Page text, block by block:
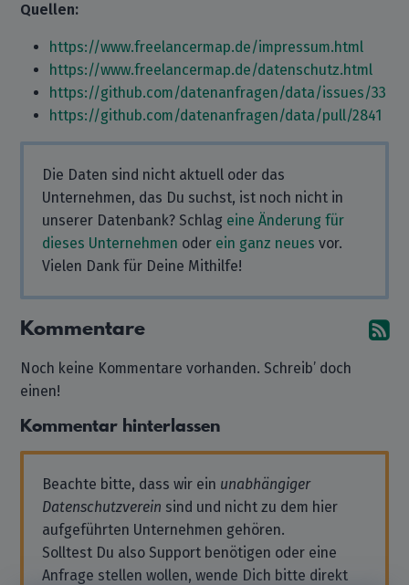
Quellen:
https://www.freelancermap.de/impressum.html
https://www.freelancermap.de/datenschutz.html
https://github.com/datenanfragen/data/issues/33
https://github.com/datenanfragen/data/pull/2841
Die Daten sind nicht aktuell oder das
Unternehmen, das Du suchst, ist noch nicht in
unserer Datenbank? Schlag eine Änderung für
dieses Unternehmen oder ein ganz neues vor.
Vielen Dank für Deine Mithilfe!
Kommentare
Noch keine Kommentare vorhanden. Schreib’ doch
einen!
Kommentar hinterlassen
Beachte bitte, dass wir ein unabhängiger
Datenschutzverein sind und nicht zu dem hier
aufgeführten Unternehmen gehören.
Solltest Du also Support benötigen oder eine
Anfrage stellen wollen, wende Dich bitte direkt